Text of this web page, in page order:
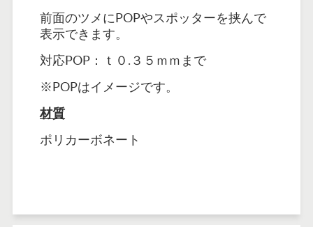
前面のツメにPOPやスポッターを挟んで
表示できます。
対応POP：ｔ０.３５ｍｍまで
※POPはイメージです。
材質
ポリカーボネート